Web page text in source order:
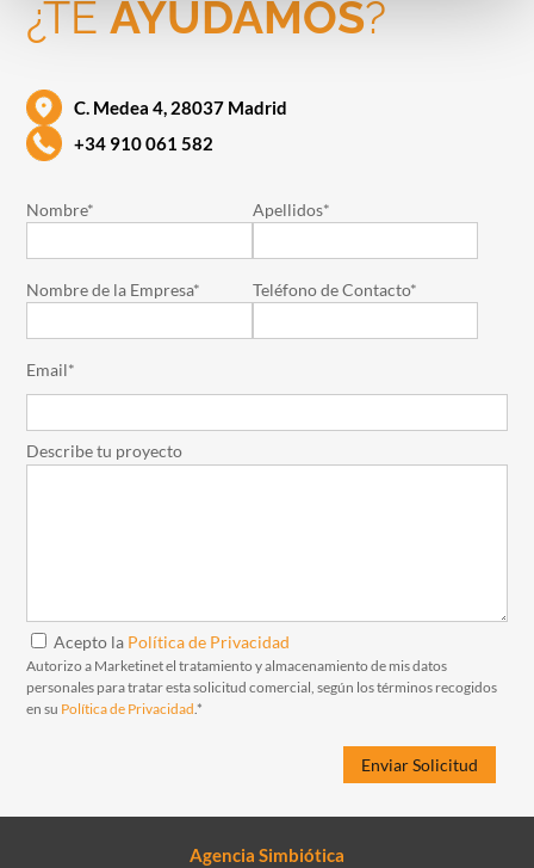
¿TEAYUDAMOS?
C. Medea 4, 28037 Madrid
+34 910 061 582
Nombre* Apellidos*
Nombre de la Empresa* Teléfono de Contacto*
Email*
Describe tu proyecto
Acepto la Política de Privacidad
Autorizo a Marketinet el tratamiento y almacenamiento de mis datos
personales para tratar esta solicitud comercial, según los términos recogidos
en su Política de Privacidad.*
Agencia Simbiótica